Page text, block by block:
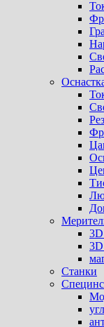
3D
Станки